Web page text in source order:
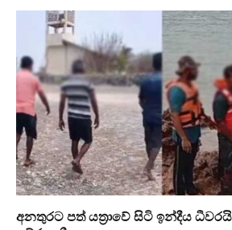
අනතුරට පත් යත්‍රාවේ සිටි ඉන්දීය